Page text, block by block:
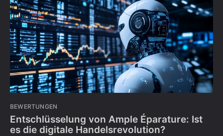
BEWERTUNGEN
Entschlüsselung von Ample Éparature: Ist
es die digitale Handelsrevolution?